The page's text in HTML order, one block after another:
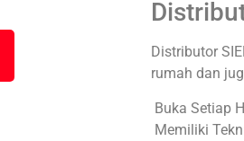
Distributor
rumah dan
Buka Setiap
Memiliki